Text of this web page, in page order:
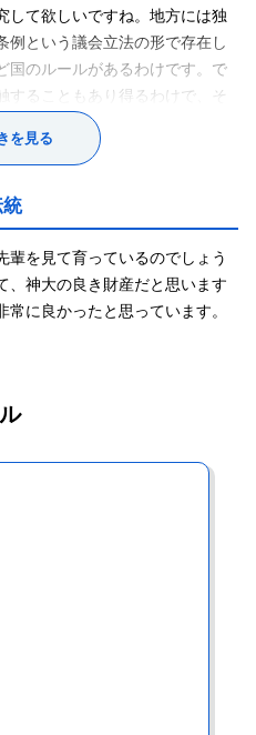
かりやすく言うと、地域の人々
、自治体行政の在り方を研究
元に帰って自治体の職員になり
からの自治体行政の運営におい
スキルが求められます。私のゼ
け、地域自治のために巣立って
して欲しいですね。地方には独
例という議会立法の形で存在し
国のルールがあるわけです。で
することもあり得るわけで、そ
、中央で決定したそれを押しつ
を法的な側面から考えてもらい
国といわれているフランス行
も比較的若い学問で、フランス
の行政法というのは、ドイツ行
から、フランス行政法を研究し
せん。では、私がなぜそれに
を見る
輩を見て育っているのでしょう
、神大の良き財産だと思います
に良かったと思っています。